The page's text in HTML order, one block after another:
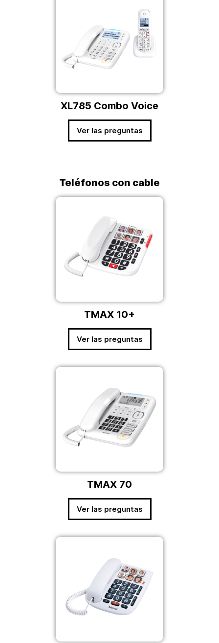
XL785 Combo Voice
Ver las preguntas
Teléfonos con cable
TMAX 10+
Ver las preguntas
TMAX 70
Ver las preguntas